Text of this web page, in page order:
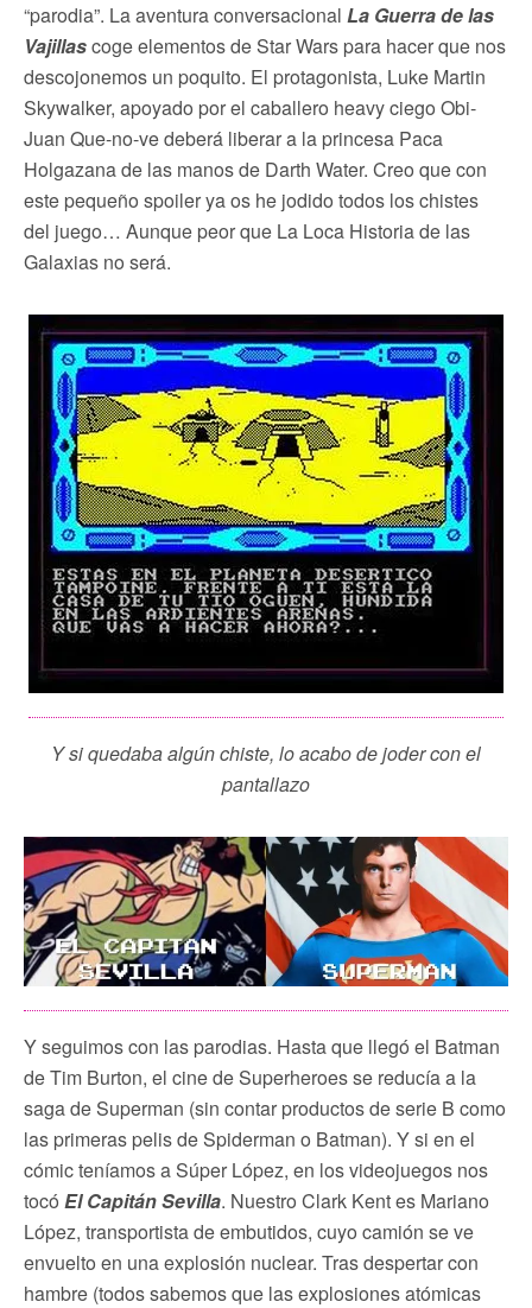
“parodia”. La aventura conversacional La Guerra de las
Vajillascoge elementos de Star Wars para hacer que nos
descojonemos un poquito. El protagonista, Luke Martin
Skywalker, apoyado por el caballero heavy ciego Obi-
Juan Que-no-ve deberá liberar a la princesa Paca
Holgazana de las manos de Darth Water. Creo que con
este pequeño spoiler ya os he jodido todos los chistes
del juego… Aunque peor que La Loca Historia de las
Galaxias no será.
Y si quedaba algún chiste, lo acabo de joder con el
pantallazo
Y seguimos con las parodias. Hasta que llegó el Batman
de Tim Burton, el cine de Superheroes se reducía a la
saga de Superman (sin contar productos de serie B como
las primeras pelis de Spiderman o Batman). Y si en el
cómic teníamos a Súper López, en los videojuegos nos
tocó El Capitán Sevilla. Nuestro Clark Kent es Mariano
López, transportista de embutidos, cuyo camión se ve
envuelto en una explosión nuclear. Tras despertar con
hambre (todos sabemos que las explosiones atómicas